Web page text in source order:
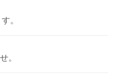
。
。